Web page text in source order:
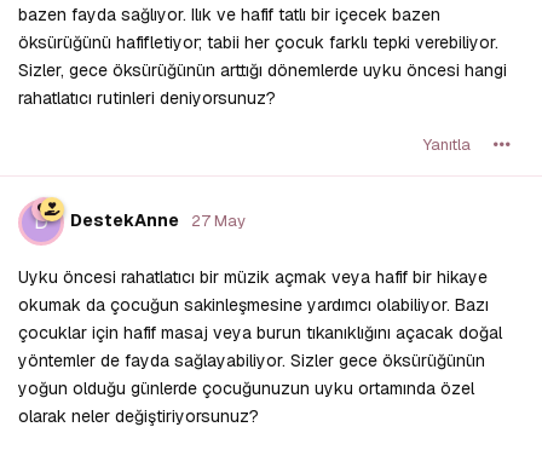
bazen fayda sağlıyor. Ilık ve hafif tatlı bir içecek bazen
öksürüğünü hafifletiyor; tabii her çocuk farklı tepki verebiliyor.
Sizler, gece öksürüğünün arttığı dönemlerde uyku öncesi hangi
rahatlatıcı rutinleri deniyorsunuz?
Yanıtla
D DestekAnne 27 May
Uyku öncesi rahatlatıcı bir müzik açmak veya hafif bir hikaye
okumak da çocuğun sakinleşmesine yardımcı olabiliyor. Bazı
çocuklar için hafif masaj veya burun tıkanıklığını açacak doğal
yöntemler de fayda sağlayabiliyor. Sizler gece öksürüğünün
yoğun olduğu günlerde çocuğunuzun uyku ortamında özel
olarak neler değiştiriyorsunuz?